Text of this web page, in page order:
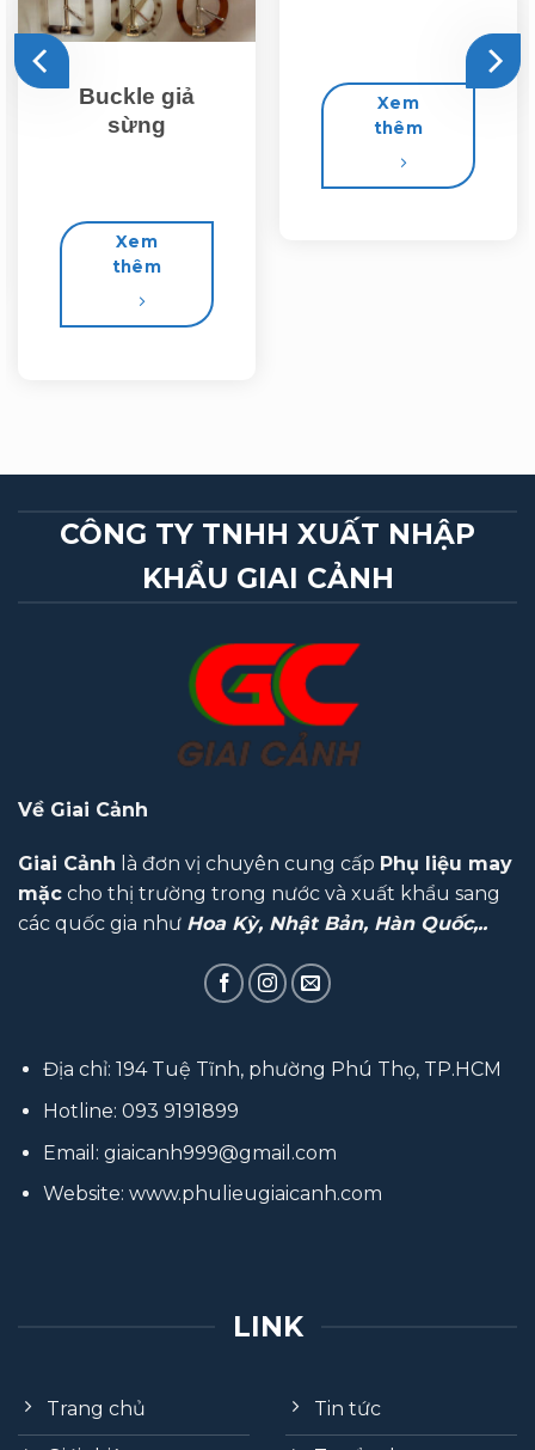
Buckle giả
sừng
Xem
thêm
Xem
thêm
CÔNG TY TNHH XUẤT NHẬP
KHẨU GIAI CẢNH
Về Giai Cảnh
Giai Cảnh là đơn vị chuyên cung cấp Phụ liệu may
mặc cho thị trường trong nước và xuất khẩu sang
các quốc gia như Hoa Kỳ, Nhật Bản, Hàn Quốc,..
Địa chỉ: 194 Tuệ Tĩnh, phường Phú Thọ, TP.HCM
Hotline: 093 9191899
Email: giaicanh999@gmail.com
Website: www.phulieugiaicanh.com
LINK
Trang chủ Tin tức